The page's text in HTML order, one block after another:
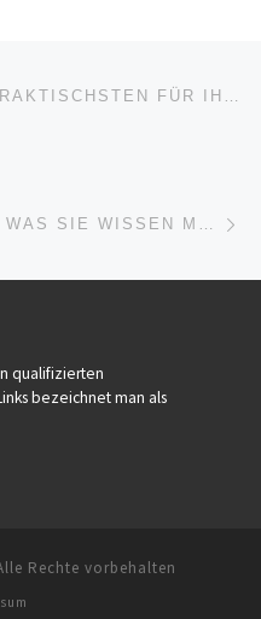
FAHRRADTASCHE – ALLES, WAS SIE WISSEN MÜSSEN
qualifizierten
bezeichnet man als
Rechte vorbehalten